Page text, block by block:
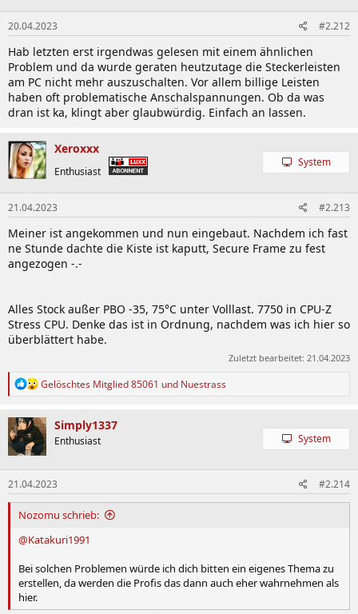
20.04.2023 #2.212
Hab letzten erst irgendwas gelesen mit einem ähnlichen
Problem und da wurde geraten heutzutage die Steckerleisten
am PC nicht mehr auszuschalten. Vor allem billige Leisten
haben oft problematische Anschalspannungen. Ob da was
dran ist ka, klingt aber glaubwürdig. Einfach an lassen.
Xeroxxx
Enthusiast
System
21.04.2023 #2.213
Meiner ist angekommen und nun eingebaut. Nachdem ich fast
ne Stunde dachte die Kiste ist kaputt, Secure Frame zu fest
angezogen -.-
Alles Stock außer PBO -35, 75°C unter Volllast. 7750 in CPU-Z
Stress CPU. Denke das ist in Ordnung, nachdem was ich hier so
überblättert habe.
Zuletzt bearbeitet: 21.04.2023
R
k
t
i
o
n
e
n
:
Gelöschtes Mitglied 85061 und Nuestrass
Simply1337
Enthusiast System
21.04.2023 #2.214
Nozomu schrieb:
@Katakuri1991
Bei solchen Problemen würde ich dich bitten ein eigenes Thema zu
erstellen, da werden die Profis das dann auch eher wahrnehmen als
hier.